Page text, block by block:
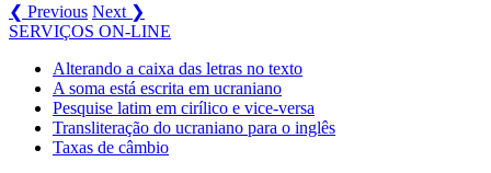
❮ Previous Next ❯
SERVIÇOS ON-LINE
Alterando a caixa das letras no texto
A soma está escrita em ucraniano
Pesquise latim em cirílico e vice-versa
Transliteração do ucraniano para o inglês
Taxas de câmbio